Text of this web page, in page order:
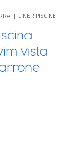
LINER PISCINE
Vista